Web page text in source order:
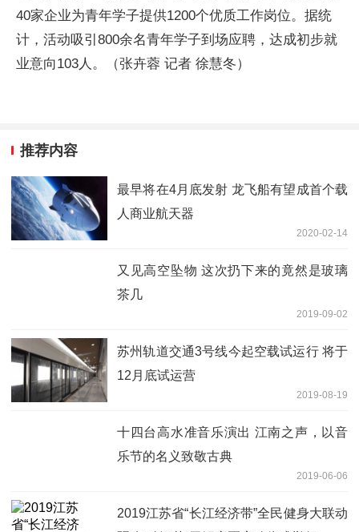
40家企业为青年学子提供1200个优质工作岗位。据统
计，活动吸引800余名青年学子到场应聘，达成初步就
业意向103人。（张卉蓉 记者 徐慧冬）
推荐内容
最早将在4月底发射 龙飞船有望成首个载
人商业航天器
2020-02-14
又见高空坠物 这次扔下来的竟然是玻璃
茶几
2019-09-02
苏州轨道交通3号线今起空载试运行 将于
12月底试运营
2019-08-19
十四台高水准音乐演出 江南之声，以音
乐节的名义致敬古典
2019-06-06
2019江苏省“长江经济带”全民健身大联动